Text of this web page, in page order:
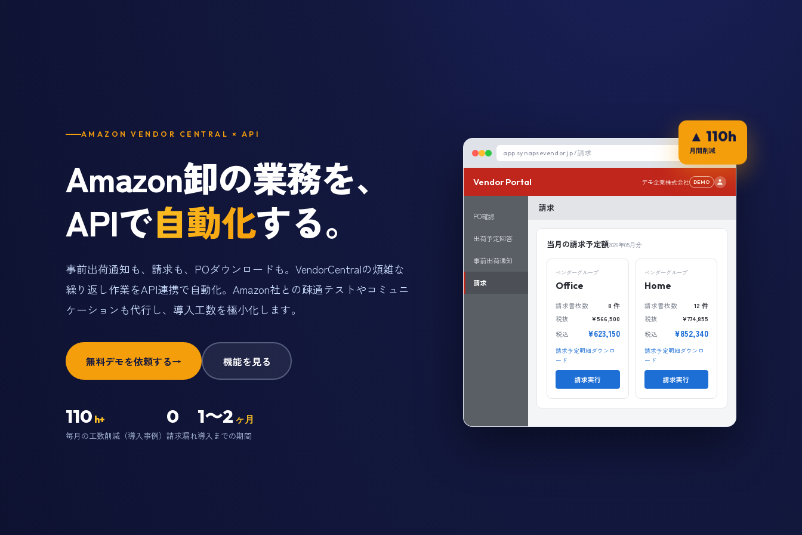
AMAZON VENDOR CENTRAL × API
Amazon卸の業務を、
APIで自動化する。
事前出荷通知も、請求も、POダウンロードも。VendorCentralの煩雑な
繰り返し作業をAPI連携で自動化。Amazon社との疎通テストやコミュニ
ケーションも代行し、導入工数を極小化します。
無料デモを依頼する→ 機能を見る
110 h+
毎月の工数削減（導入事例）
0
請求漏れ
1〜2 ヶ月
導入までの期間
▲ 110h
月間削減
app.synapsevendor.jp / 請求
Vendor Portal デモ企業株式会社 DEMO
PO確認
出荷予定回答
事前出荷通知
請求
請求
当月の請求予定額2026年05月分
ベンダーグループ
Office
請求書枚数
8 件
税抜
¥566,500
税込
¥623,150
請求予定明細ダウンロ
ード
請求実行
ベンダーグループ
Home
請求書枚数
12 件
税抜
¥774,855
税込
¥852,340
請求予定明細ダウンロ
ード
請求実行